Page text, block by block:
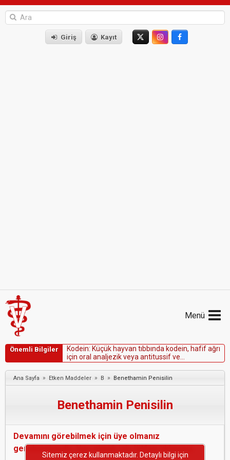
Giriş Kayıt
Menü
Önemli Bilgiler Kodein: Küçük hayvan tıbbında kodein, hafifağrı
için ora ana jezikveya antitussifve
muhtemelenantidiyareikajanolarakpotansiyel
olarakfaydalıdır.
Ana Sayfa » Etken Maddeler » B » Benethamin Penisilin
Benethamin Penisilin
Devamını görebilmek için üye olmanız
gerekmektedir. Üye olmak için lütfen tıklayınız.
Sitemiz çerez kullanmaktadır. Detaylı bilgi için